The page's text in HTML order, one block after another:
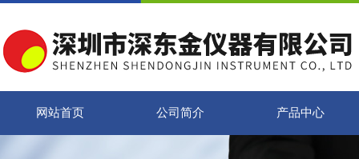
网站首页 公司简介 产品中心